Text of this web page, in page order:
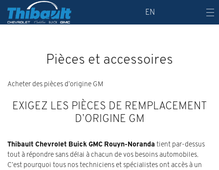
EN
Pièces et accessoires
Acheter des pièces d’origine GM
EXIGEZ LES PIÈCES DE REMPLACEMENT
D’ORIGINE GM
Thibault Chevrolet Buick GMC Rouyn-Noranda tient par-dessus
tout à répondre sans délai à chacun de vos besoins automobiles.
C’est pourquoi tous nos techniciens et spécialistes ont accès à un